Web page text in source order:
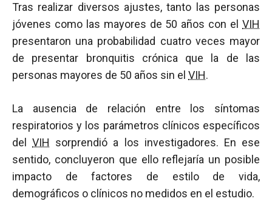
Tras realizar diversos ajustes, tanto las personas
jóvenes como las mayores de 50 años con el VIH
presentaron una probabilidad cuatro veces mayor
de presentar bronquitis crónica que la de las
personas mayores de 50 años sin el VIH.
La ausencia de relación entre los síntomas
respiratorios y los parámetros clínicos específicos
delVIH sorprendió a los investigadores. En ese
sentido, concluyeron que ello reflejaría un posible
impacto de factores de estilo de vida,
demográficos o clínicos no medidos en el estudio.